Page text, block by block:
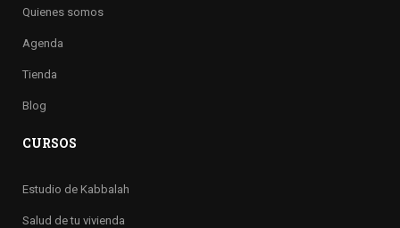
Quienes somos
Agenda
Tienda
Blog
CURSOS
Estudio de Kabbalah
Salud de tu vivienda